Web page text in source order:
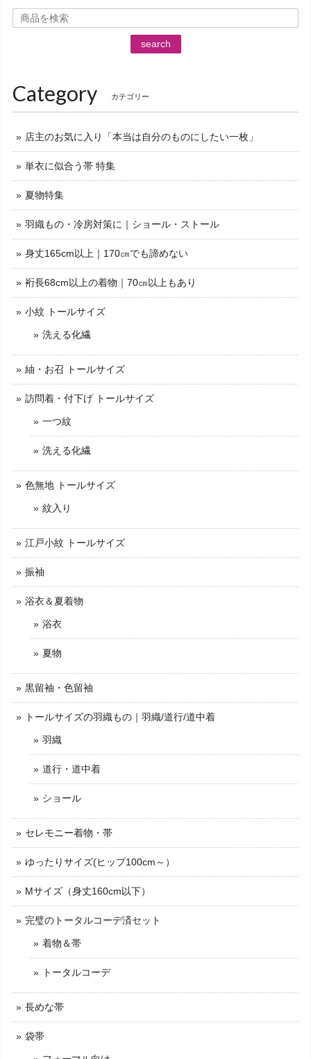
search
Category カテゴリー
店主のお気に入り「本当は自分のものにしたい一枚」
単衣に似合う帯 特集
夏物特集
羽織もの・冷房対策に｜ショール・ストール
身丈165cm以上｜170㎝でも諦めない
裄長68cm以上の着物｜70㎝以上もあり
小紋 トールサイズ
洗える化繊
紬・お召 トールサイズ
訪問着・付下げ トールサイズ
一つ紋
洗える化繊
色無地 トールサイズ
紋入り
江戸小紋 トールサイズ
振袖
浴衣＆夏着物
浴衣
夏物
黒留袖・色留袖
トールサイズの羽織もの｜羽織/道行/道中着
羽織
道行・道中着
ショール
セレモニー着物・帯
ゆったりサイズ(ヒップ100cm～）
Mサイズ（身丈160cm以下）
完璧のトータルコーデ済セット
着物＆帯
トータルコーデ
長めな帯
袋帯